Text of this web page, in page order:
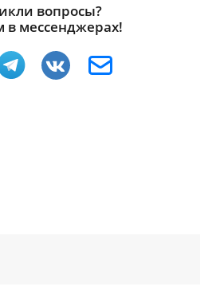
вопросы?
в мессенджерах!